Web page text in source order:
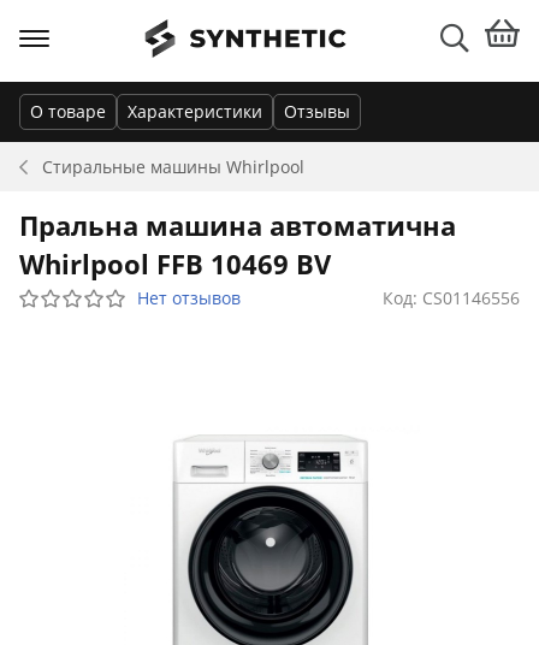
Стиральные машины Whirlpool
О товаре Характеристики Отзывы
Пральна машина автоматична
Whirlpool FFB 10469 BV
Нет отзывов Код: CS01146556